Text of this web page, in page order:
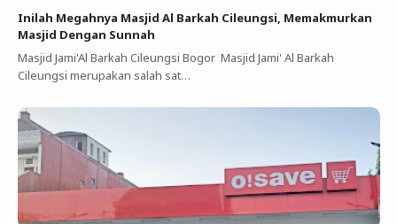
Inilah Megahnya Masjid Al Barkah Cileungsi, Memakmurkan
Masjid Dengan Sunnah
Masjid Jami'Al Barkah Cileungsi Bogor Masjid Jami' Al Barkah
Cileungsi merupakan salah sat…